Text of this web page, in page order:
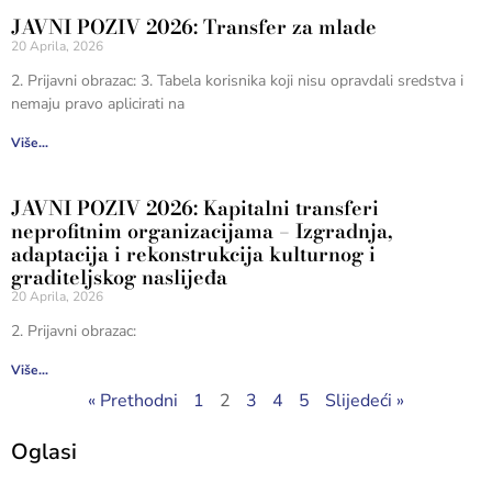
JAVNI POZIV 2026: Transfer za mlade
20 Aprila, 2026
2. Prijavni obrazac: 3. Tabela korisnika koji nisu opravdali sredstva i
nemaju pravo aplicirati na
Više...
JAVNI POZIV 2026: Kapitalni transferi
neprofitnim organizacijama – Izgradnja,
adaptacija i rekonstrukcija kulturnog i
graditeljskog naslijeđa
20 Aprila, 2026
2. Prijavni obrazac:
Više...
« Prethodni 1 2 3 4 5 Slijedeći »
Oglasi